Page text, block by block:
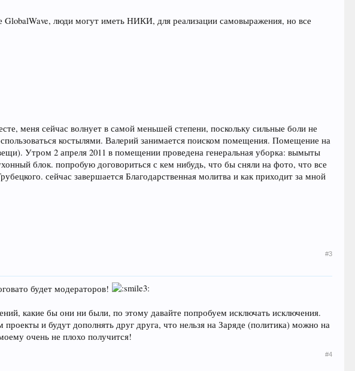
GlobalWave, люди могут иметь НИКИ, для реализации самовыражения, но все
меня сейчас волнует в самой меньшей степени, поскольку сильные боли не
костылями. Валерий занимается поиском помещения. Помещение на
Утром 2 апреля 2011 в помещении проведена генеральная уборка: вымыты
блок. попробую договориться с кем нибудь, что бы сняли на фото, что все
сейчас завершается Благодарственная молитва и как приходит за мной
#3
будет модераторов!
какие бы они ни были, по этому давайте попробуем исключать исключения.
и будут дополнять друг друга, что нельзя на Заряде (политика) можно на
очень не плохо получится!
#4